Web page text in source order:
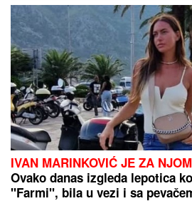
PREPORUKA ZA VAS